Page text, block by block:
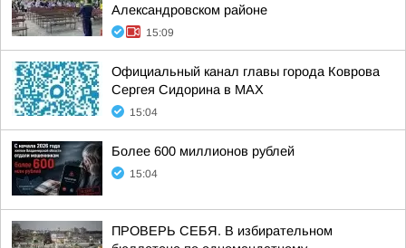
Александровском районе
15:09
Официальный канал главы города Коврова
Сергея Сидорина в МАХ
15:04
Более 600 миллионов рублей
15:04
ПРОВЕРЬ СЕБЯ. В избирательном